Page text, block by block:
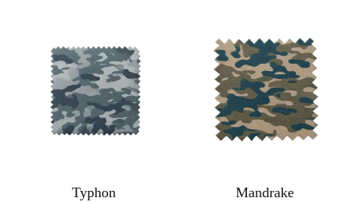
Typhon Mandrake